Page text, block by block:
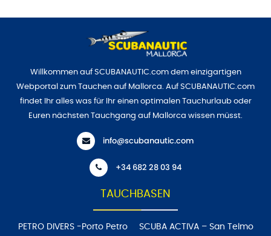
Willkommen auf SCUBANAUTIC.com dem einzigartigen
Webportal zum Tauchen auf Mallorca. Auf SCUBANAUTIC.com
findet Ihr alles was für Ihr einen optimalen Tauchurlaub oder
Euren nächsten Tauchgang auf Mallorca wissen müsst.
info@scubanautic.com
+34 682 28 03 94
TAUCHBASEN
PETRO DIVERS -Porto Petro SCUBA ACTIVA – San Telmo